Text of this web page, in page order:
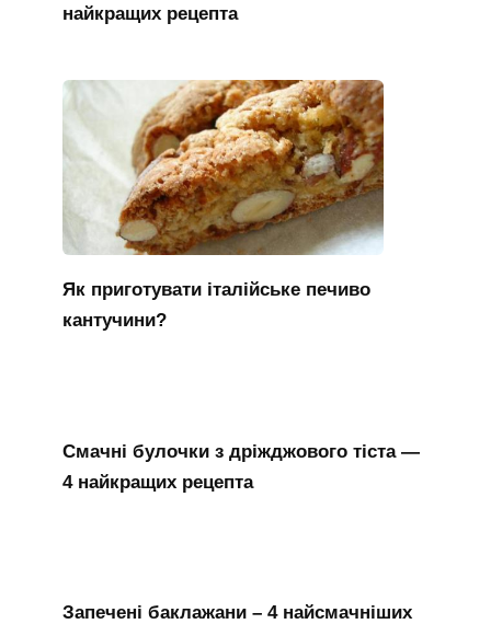
найкращих рецепта
Як приготувати італійське печиво
кантучини?
Смачні булочки з дріжджового тіста —
4 найкращих рецепта
Запечені баклажани – 4 найсмачніших